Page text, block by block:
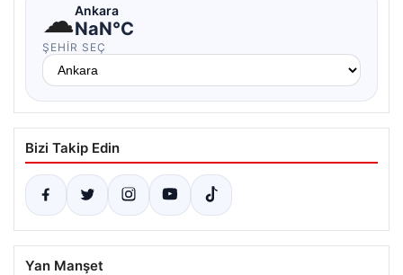
☁Ankara
NaN°C
ŞEHIR SEÇ
Bizi Takip Edin
Yan Manşet